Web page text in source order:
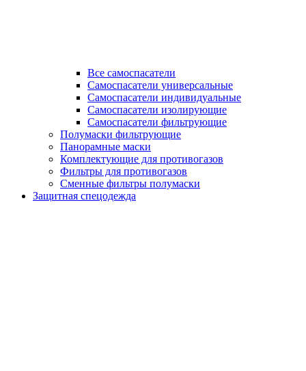
Все самоспасатели
Самоспасатели универсальные
Самоспасатели индивидуальные
Самоспасатели изолирующие
Самоспасатели фильтрующие
Полумаски фильтрующие
Панорамные маски
Комплектующие для противогазов
Фильтры для противогазов
Сменные фильтры полумаски
Защитная спецодежда